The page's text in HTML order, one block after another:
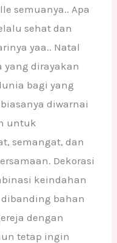
semuanya.. Apa
sehat dan
yaa.. Natal
yang dirayakan
bagi yang
diwarnai
untuk
semangat, dan
Dekorasi
keindahan
bahan
dengan
tetap ingin